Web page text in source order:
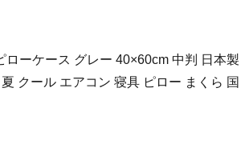
ーケース グレー 40×60cm 中判 日本製
クール エアコン 寝具 ピロー まくら 国